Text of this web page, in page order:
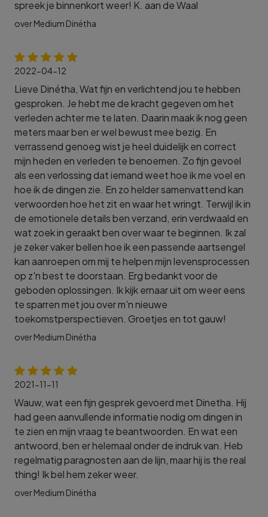
spreek je binnenkort weer! K. aan de Waal
over Medium Dinétha
2022-04-12
Lieve Dinétha, Wat fijn en verlichtend jou te hebben
gesproken. Je hebt me de kracht gegeven om het
verleden achter me te laten. Daarin maak ik nog geen
meters maar ben er wel bewust mee bezig. En
verrassend genoeg wist je heel duidelijk en correct
mijn heden en verleden te benoemen. Zo fijn gevoel
als een verlossing dat iemand weet hoe ik me voel en
hoe ik de dingen zie. En zo helder samenvattend kan
verwoorden hoe het zit en waar het wringt. Terwijl ik in
de emotionele details ben verzand, erin verdwaald en
wat zoek in geraakt ben over waar te beginnen. Ik zal
je zeker vaker bellen hoe ik een passende aartsengel
kan aanroepen om mij te helpen mijn levensprocessen
op z'n best te doorstaan. Erg bedankt voor de
geboden oplossingen. Ik kijk ernaar uit om weer eens
te sparren met jou over m'n nieuwe
toekomstperspectieven. Groetjes en tot gauw!
over Medium Dinétha
2021-11-11
Wauw, wat een fijn gesprek gevoerd met Dinetha. Hij
had geen aanvullende informatie nodig om dingen in
te zien en mijn vraag te beantwoorden. En wat een
antwoord, ben er helemaal onder de indruk van. Heb
regelmatig paragnosten aan de lijn, maar hij is the real
thing! Ik bel hem zeker weer.
over Medium Dinétha